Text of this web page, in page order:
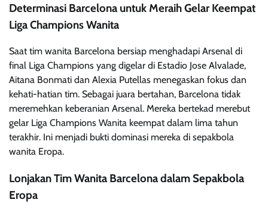
Determinasi Barcelona untuk Meraih Gelar Keempat
Liga Champions Wanita
Saat tim wanita Barcelona bersiap menghadapi Arsenal di
final Liga Champions yang digelar di Estadio Jose Alvalade,
Aitana Bonmati dan Alexia Putellas menegaskan fokus dan
kehati-hatian tim. Sebagai juara bertahan, Barcelona tidak
meremehkan keberanian Arsenal. Mereka bertekad merebut
gelar Liga Champions Wanita keempat dalam lima tahun
terakhir. Ini menjadi bukti dominasi mereka di sepakbola
wanita Eropa.
Lonjakan Tim Wanita Barcelona dalam Sepakbola
Eropa